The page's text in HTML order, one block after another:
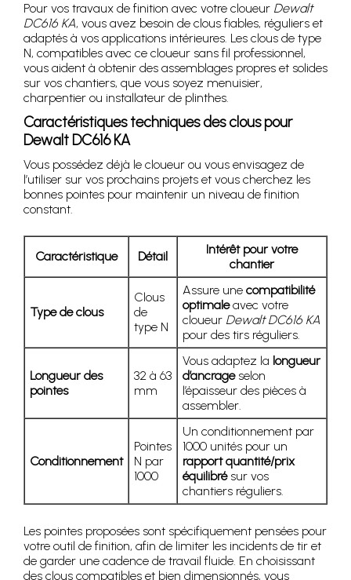
Pour vos travaux de finition avec votre cloueur Dewalt
DC616 KA, vous avez besoin de clous fiables, réguliers et
adaptés à vos applications intérieures. Les clous de type
N, compatibles avec ce cloueur sans fil professionnel,
vous aident à obtenir des assemblages propres et solides
sur vos chantiers, que vous soyez menuisier,
charpentier ou installateur de plinthes.
Caractéristiques techniques des clous pour
Dewalt DC616 KA
Vous possédez déjà le cloueur ou vous envisagez de
l’utiliser sur vos prochains projets et vous cherchez les
bonnes pointes pour maintenir un niveau de finition
constant.
Caractéristique Détail
Intérêt pour votre
chantier
Type de clous
Clous
de
type N
Assure une compatibilité
optimaleavec votre
cloueur Dewalt DC616 KA
pour des tirs réguliers.
Longueur des
pointes
32 à 63
mm
Vous adaptez la longueur
d’ancrageselon
l’épaisseur des pièces à
assembler.
Conditionnement
Pointes
N par
1000
Un conditionnement par
1000 unités pour un
rapport quantité/prix
équilibrésur vos
chantiers réguliers.
Les pointes proposées sont spécifiquement pensées pour
votre outil de finition, afin de limiter les incidents de tir et
de garder une cadence de travail fluide. En choisissant
des clous compatibles et bien dimensionnés, vous